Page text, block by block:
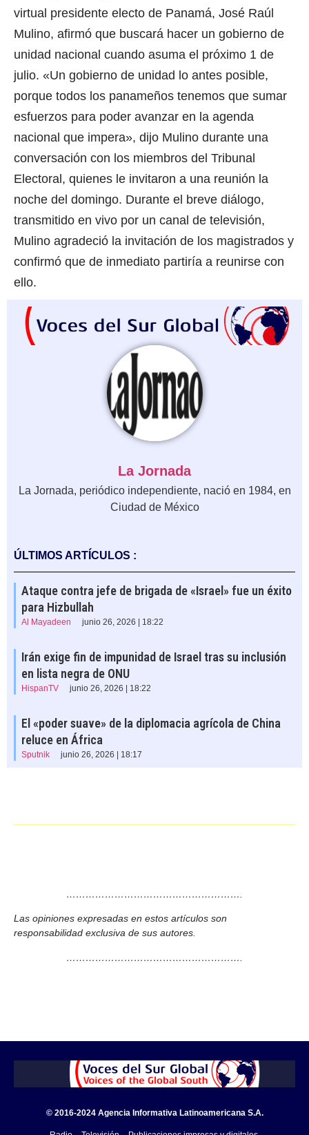
virtual presidente electo de Panamá, José Raúl
Mulino, afirmó que buscará hacer un gobierno de
unidad nacional cuando asuma el próximo 1 de
julio. «Un gobierno de unidad lo antes posible,
porque todos los panameños tenemos que sumar
esfuerzos para poder avanzar en la agenda
nacional que impera», dijo Mulino durante una
conversación con los miembros del Tribunal
Electoral, quienes le invitaron a una reunión la
noche del domingo​​​. Durante el breve diálogo,
transmitido en vivo por un canal de televisión,
Mulino agradeció la invitación de los magistrados y
confirmó que de inmediato partiría a reunirse con
ello.
La Jornada
La Jornada, periódico independiente, nació en 1984, en
Ciudad de México
ÚLTIMOS ARTÍCULOS :
Ataque contra jefe de brigada de «Israel» fue un éxito
para Hizbullah
Al Mayadeen junio 26, 2026 | 18:22
Irán exige fin de impunidad de Israel tras su inclusión
en lista negra de ONU
HispanTV junio 26, 2026 | 18:22
El «poder suave» de la diplomacia agrícola de China
reluce en África
Sputnik junio 26, 2026 | 18:17
……………………………………………….
Las opiniones expresadas en estos artículos son
responsabilidad exclusiva de sus autores.
……………………………………………….
© 2016-2024 Agencia Informativa Latinoamericana S.A.